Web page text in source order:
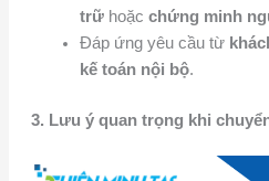
trữhoặc chứng minh
Đáp ứng yêu cầu từ
kế toán nội bộ.
3. Lưu ý quan trọng khi